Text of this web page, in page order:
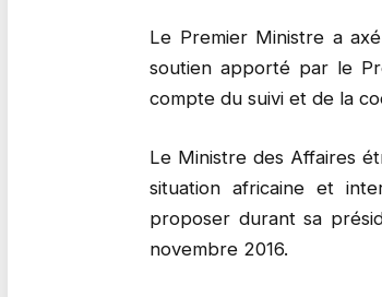
Le Premier Ministre a
soutien apporté par le
compte du suivi et de la
Le Ministre des Affaires
situation africaine et
proposer durant sa
novembre 2016.